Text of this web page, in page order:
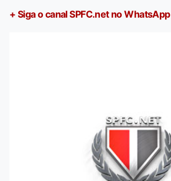
+ Siga o canal SPFC.net no WhatsApp